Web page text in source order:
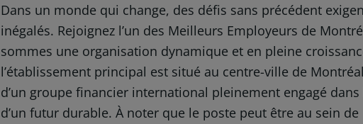
Dans un monde qui change, des défis sans précédent
inégalés. Rejoignez l’un des Meilleurs Employeurs de
sommes une organisation dynamique et en pleine
l’établissement principal est situé au centre-ville de
d’un groupe financier international pleinement engagé
d’un futur durable. À noter que le poste peut être au sein de